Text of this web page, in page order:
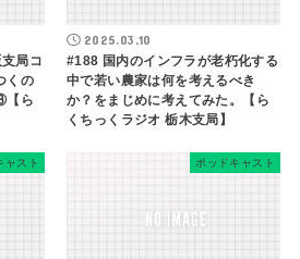
局コ
くの
【ら
2025.03.10
#188 国内のインフラが老朽化する
中で若い農家は何を考えるべき
か？をまじめに考えてみた。【ら
くちっくラジオ 栃木支局】
ャスト ポッドキャスト